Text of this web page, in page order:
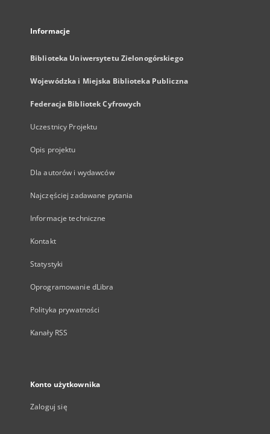
Informacje
Biblioteka Uniwersytetu Zielonogórskiego
Wojewódzka i Miejska Biblioteka Publiczna
Federacja Bibliotek Cyfrowych
Uczestnicy Projektu
Opis projektu
Dla autorów i wydawców
Najczęściej zadawane pytania
Informacje techniczne
Kontakt
Statystyki
Oprogramowanie dLibra
Polityka prywatności
Kanały RSS
Konto użytkownika
Zaloguj się